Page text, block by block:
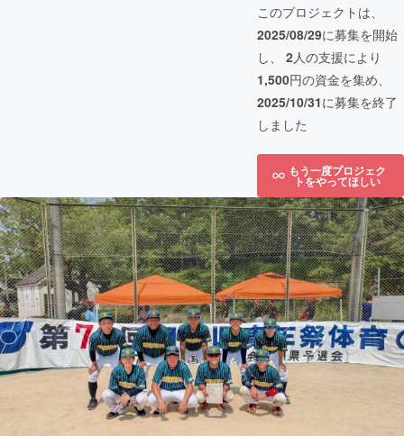
このプロジェクトは、
2025/08/29に募集を開始
し、 2人の支援により
1,500円の資金を集め、
2025/10/31に募集を終了
しました
もう一度プロジェク
トをやってほしい